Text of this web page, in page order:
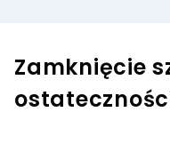
Zamknięcie